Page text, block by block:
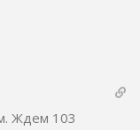
Ждем 103